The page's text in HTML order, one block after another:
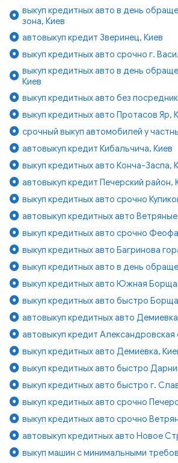
выкуп кредитных авто в день
зона, Киев
автовыкуп кредит Зверинец, Киев
выкуп кредитных авто срочно г.
выкуп кредитных авто в день
Киев
выкуп кредитных авто без
выкуп кредитных авто Протасов Яр,
срочный выкуп автомобилей у
автовыкуп кредит Кибальчича, Киев
выкуп кредитных авто Конча-Заспа,
автовыкуп кредит Печерский район,
выкуп кредитных авто срочно
автовыкуп кредитных авто
выкуп кредитных авто срочно
выкуп кредитных авто Багринова
выкуп кредитных авто в день
выкуп кредитных авто Южная
выкуп кредитных авто быстро
автовыкуп кредитных авто
автовыкуп кредит
выкуп кредитных авто Демиевка,
выкуп кредитных авто быстро
выкуп кредитных авто быстро г.
выкуп кредитных авто срочно
выкуп кредитных авто срочно
автовыкуп кредитных авто Новое
выкуп машин с минимальными